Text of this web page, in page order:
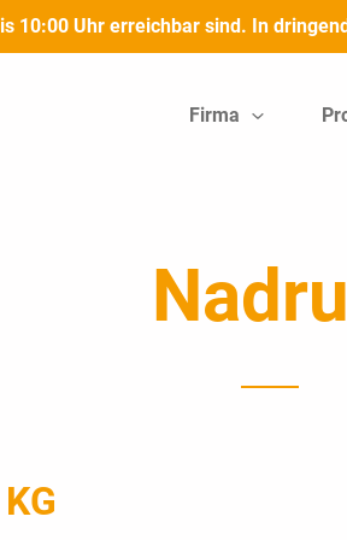
10:00 Uhr erreichbar sind. In
Firma